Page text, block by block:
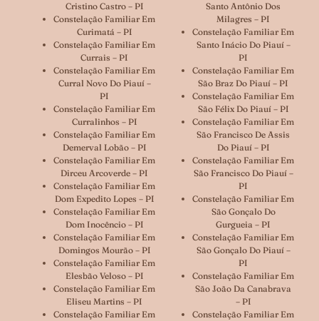
Cristino Castro – PI
Constelação Familiar Em
Curimatá – PI
Constelação Familiar Em
Currais – PI
Constelação Familiar Em
Curral Novo Do Piauí –
PI
Constelação Familiar Em
Curralinhos – PI
Constelação Familiar Em
Demerval Lobão – PI
Constelação Familiar Em
Dirceu Arcoverde – PI
Constelação Familiar Em
Dom Expedito Lopes – PI
Constelação Familiar Em
Dom Inocêncio – PI
Constelação Familiar Em
Domingos Mourão – PI
Constelação Familiar Em
Elesbão Veloso – PI
Constelação Familiar Em
Eliseu Martins – PI
Constelação Familiar Em
Santo Antônio Dos
Milagres – PI
Constelação Familiar Em
Santo Inácio Do Piauí –
PI
Constelação Familiar Em
São Braz Do Piauí – PI
Constelação Familiar Em
São Félix Do Piauí – PI
Constelação Familiar Em
São Francisco De Assis
Do Piauí – PI
Constelação Familiar Em
São Francisco Do Piauí –
PI
Constelação Familiar Em
São Gonçalo Do
Gurgueia – PI
Constelação Familiar Em
São Gonçalo Do Piauí –
PI
Constelação Familiar Em
São João Da Canabrava
– PI
Constelação Familiar Em